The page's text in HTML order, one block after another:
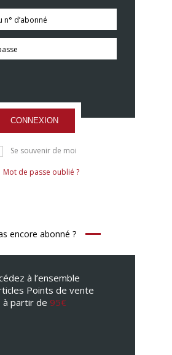
CONNEXION
Se souvenir de moi
Mot de passe oublié ?
encore abonné ?
à l’ensemble
Points de vente
à partir de 95€